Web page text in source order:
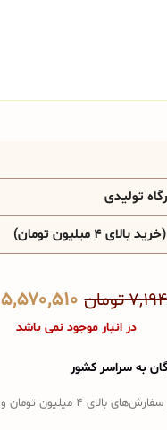
تولیدی
4 میلیون تومان)
تومان ۵,۵۷۰,۵۱۰
در انبار موجود نمی باشد
به سراسر کشور